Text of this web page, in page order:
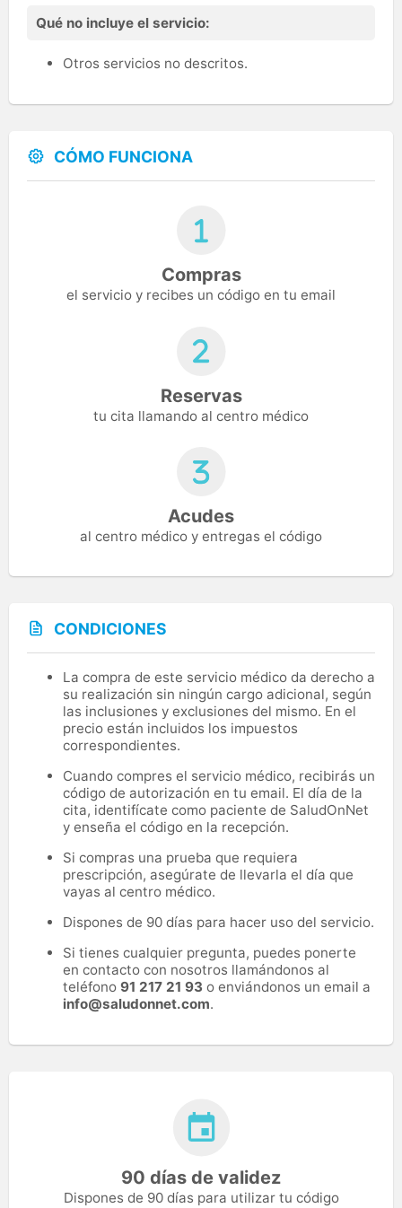
Qué no incluye el servicio:
Otros servicios no descritos.
CÓMO FUNCIONA
Compras
el servicio y recibes un código en tu email
Reservas
tu cita llamando al centro médico
Acudes
al centro médico y entregas el código
CONDICIONES
La compra de este servicio médico da derecho a
su realización sin ningún cargo adicional, según
las inclusiones y exclusiones del mismo. En el
precio están incluidos los impuestos
correspondientes.
Cuando compres el servicio médico, recibirás un
código de autorización en tu email. El día de la
cita, identifícate como paciente de SaludOnNet
y enseña el código en la recepción.
Si compras una prueba que requiera
prescripción, asegúrate de llevarla el día que
vayas al centro médico.
Dispones de 90 días para hacer uso del servicio.
Si tienes cualquier pregunta, puedes ponerte
en contacto con nosotros llamándonos al
teléfono 91 217 21 93 o enviándonos un email a
info@saludonnet.com.
90 días de validez
Dispones de 90 días para utilizar tu código